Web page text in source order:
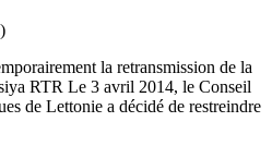
la retransmission de la
RTR Le 3 avril 2014, le Conseil
de Lettonie a décidé de restreindre